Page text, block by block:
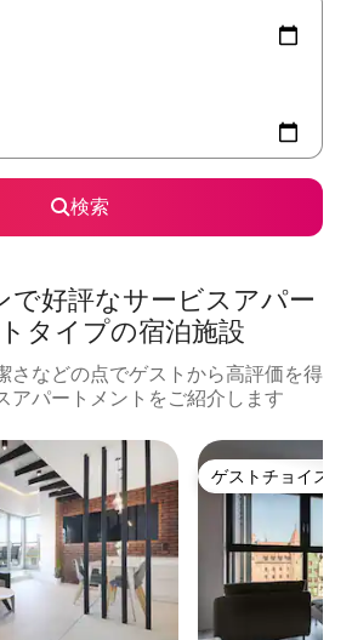
検索
で好評なサービスアパー
タイプの宿泊施設
さなどの点でゲストから高評価を得
アパートメントをご紹介します
ゲストチョイス
ゲストチョイス